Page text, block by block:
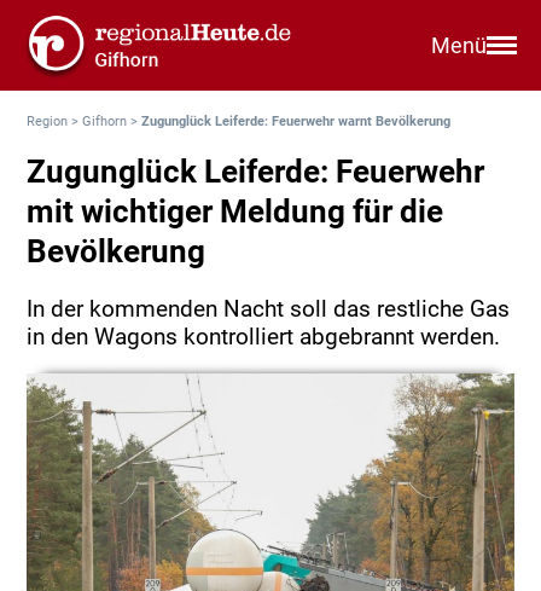
Menü
Region >Gifhorn >Zugunglück Leiferde: Feuerwehr warnt Bevölkerung
Zugunglück Leiferde: Feuerwehr
mit wichtiger Meldung für die
Bevölkerung
In der kommenden Nacht soll das restliche Gas
in den Wagons kontrolliert abgebrannt werden.